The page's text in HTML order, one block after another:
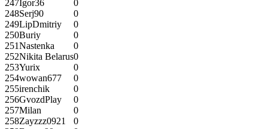
247Igor36
0
248Serj90
0
249LipDmitriy
0
250Buriy
0
251Nastenka
0
252Nikita Belarus0
253Yurix
0
254wowan677
0
255irenchik
0
256GvozdPlay
0
257Milan
0
258Zayzzz0921
0